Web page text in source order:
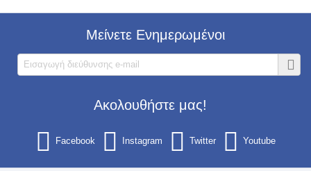
Μείνετε Ενημερωμένοι
Ακολουθήστε μας!
Facebook Instagram Twitter Youtube